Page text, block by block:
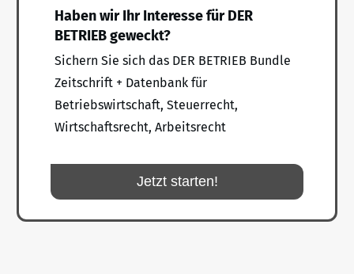
Haben wir Ihr Interesse für DER
BETRIEB geweckt?
Sichern Sie sich das DER BETRIEB Bundle
Zeitschrift + Datenbank für
Betriebswirtschaft, Steuerrecht,
Wirtschaftsrecht, Arbeitsrecht
Jetzt starten!